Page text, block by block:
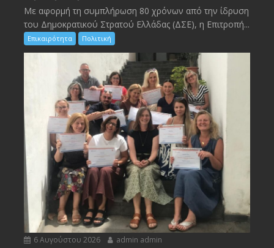
Με αφορμή τη συμπλήρωση 80 χρόνων από την ίδρυση
του Δημοκρατικού Στρατού Ελλάδας (ΔΣΕ), η Επιτροπή...
Επικαιρότητα Πολιτική
6 Αυγούστου 2026 admin admin